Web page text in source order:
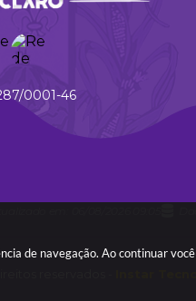
de navegação. Ao continuar
0001-46